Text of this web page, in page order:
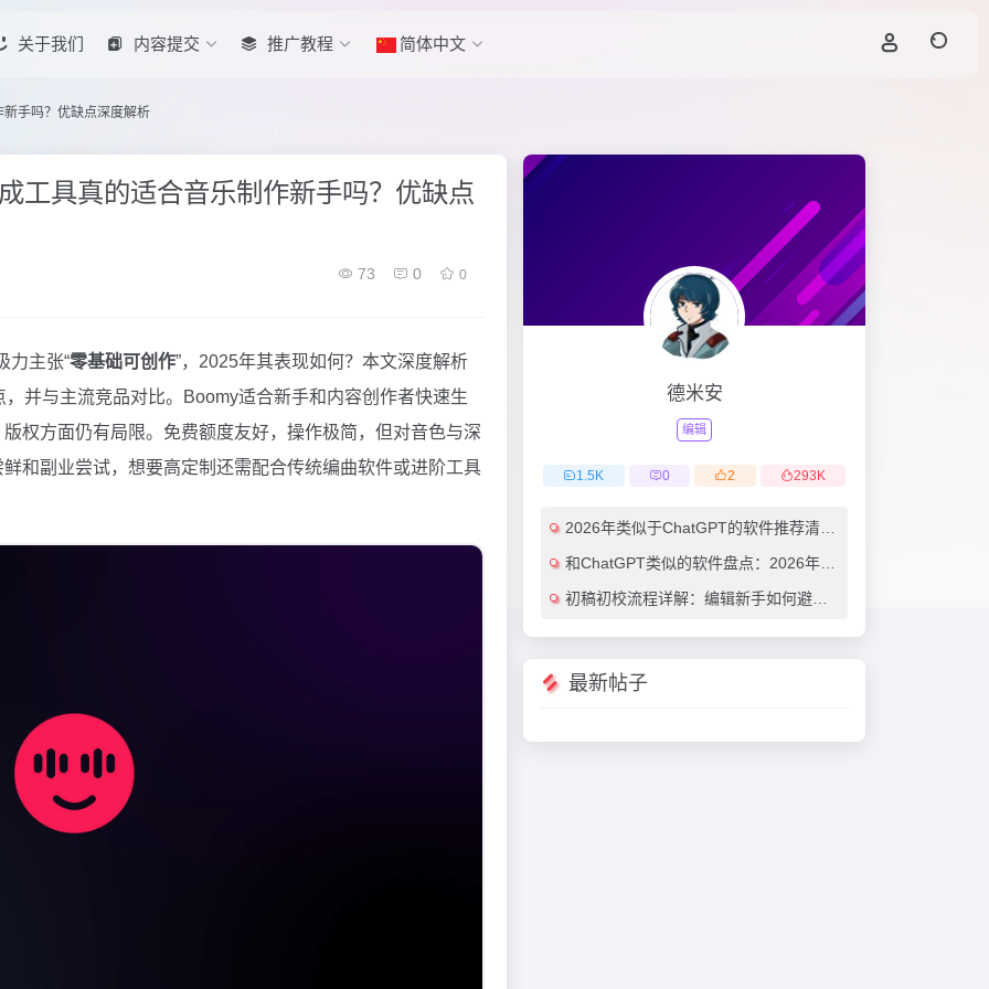
关于我们 内容提交 推广教程 简体中文
手吗？优缺点深度解析
工具真的适合音乐制作新手吗？优缺点
73 0 0
力主张“零基础可创作”，2025年其表现如何？本文深度解析
并与主流竞品对比。Boomy适合新手和内容创作者快速生
权方面仍有局限。免费额度友好，操作极简，但对音色与深
和副业尝试，想要高定制还需配合传统编曲软件或进阶工具
德米安
编辑
1.5K 0 2 293K
2026年类似于ChatGPT的软件推荐清单：7款效率翻倍的AI对话工具（免费与付费对比）
和ChatGPT类似的软件盘点：2026年最值得尝试的7大AI对话工具推荐
初稿初校流程详解：编辑新手如何避免常见错误（附实用AI工具推荐）
最新帖子